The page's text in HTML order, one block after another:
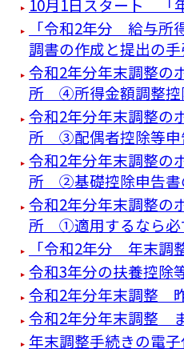
10月1日スタート 「
「令和2年分 給与所
調書の作成と提出の
令和2年分年末調整の
所 ④所得金額調整控
令和2年分年末調整の
所 ③配偶者控除等申
令和2年分年末調整の
所 ②基礎控除申告書
令和2年分年末調整の
所 ①適用するなら必
「令和2年分 年末
令和3年分の扶養控
令和2年分年末調整
令和2年分年末調整
年末調整手続きの電